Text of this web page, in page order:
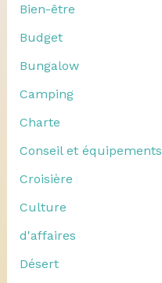
Bien-être
Budget
Bungalow
Camping
Charte
Conseil et équipements
Croisière
Culture
d'affaires
Désert